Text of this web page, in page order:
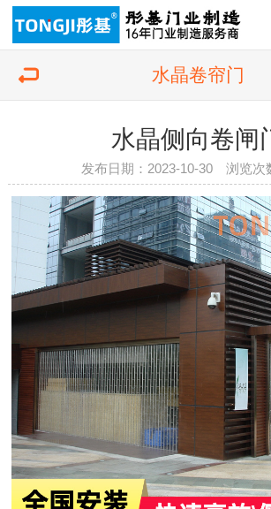
水晶卷帘门
水晶侧向卷闸
发布日期：2023-10-30 浏览次